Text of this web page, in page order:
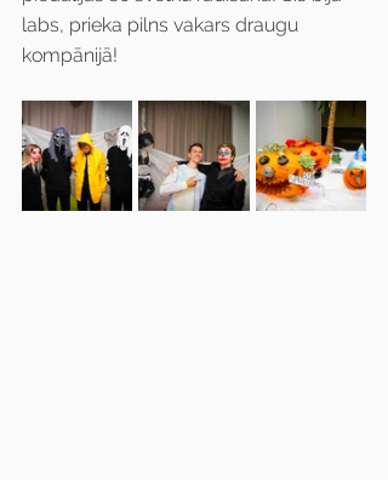
labs, prieka pilns vakars draugu
kompānijā!